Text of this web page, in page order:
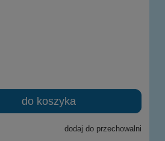
do koszyka
dodaj do przechowalni